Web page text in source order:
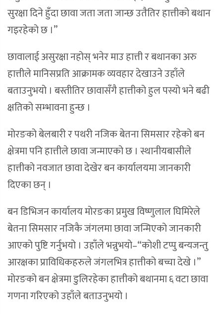
सुरक्षा दिने हुँदा छावा जता जता जान्छ उतैतिर हात्तीको बथान
गइरहेको छ ।”
छावालाई असुरक्षा नहोस् भनेर माउ हात्ती र बथानका अरु
हात्तीले मानिसप्रति आक्रामक व्यवहार देखाउने उहाँले
बताउनुभयो । बस्तीतिर छावासँगै हात्तीको हुल पस्यो भने बढी
क्षतिको सम्भावना हुन्छ ।
मोरङको बेलबारी र पथरी नजिक बेतना सिमसार रहेको बन
क्षेत्रमा पनि हात्तीले छावा जन्माएको छ । स्थानीयबासीले
हात्तीको नवजात छावा देखेर बन कार्यालयमा जानकारी
दिएका छन् ।
बन डिभिजन कार्यालय मोरङका प्रमुख विष्णुलाल घिमिरेले
बेतना सिमसार नजिकै जंगलमा छावा जन्मिएको जानकारी
आएको पुष्टि गर्नुभयो । उहाँले भन्नुभयो–“कोशी टप्पु बन्यजन्तु
आरक्षका प्राविधिकहरुले जंगलभित्र हात्तीको बच्चा देखे ।”
मोरङको बन क्षेत्रमा डुलिरहेका हात्तीको बथानमा ६ वटा छावा
गणना गरिएको उहाँले बताउनुभयो ।